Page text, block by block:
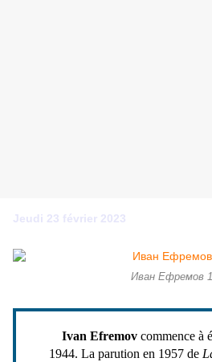
Jeudi 23 février 2023
Иван Ефремов
Ivan Efremov commence à
1944. La parution en 1957 de